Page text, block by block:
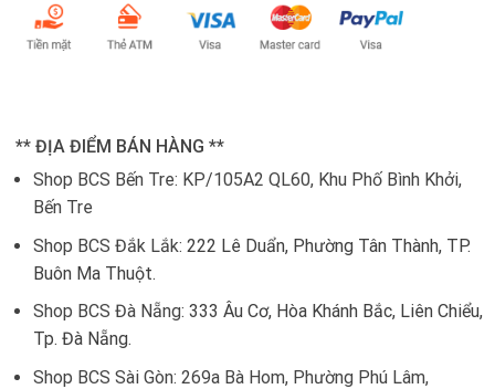
** ĐỊA ĐIỂM BÁN HÀNG **
Shop BCS Bến Tre: KP/105A2 QL60, Khu Phố Bình Khởi,
Bến Tre
Shop BCS Đắk Lắk:222 Lê Duẩn, Phường Tân Thành, TP.
Buôn Ma Thuột.
Shop BCS Đà Nẵng:333 Âu Cơ, Hòa Khánh Bắc, Liên Chiểu,
Tp. Đà Nẵng.
Shop BCS Sài Gòn: 269a Bà Hom, Phường Phú Lâm,